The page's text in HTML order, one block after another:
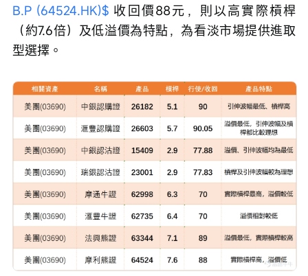
B.P (64524.HK)$ 收回價88元，則以高實際槓桿
（約7.6倍）及低溢價為特點，為看淡市場提供進取
型選擇。